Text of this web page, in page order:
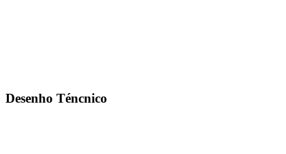
Desenho Téncnico